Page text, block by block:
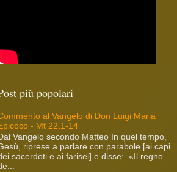
più popolari
al Vangelo di Don Luigi Maria
- Mt 22,1-14
Vangelo secondo Matteo In quel tempo,
riprese a parlare con parabole [ai capi
sacerdoti e ai farisei] e disse: «Il regno